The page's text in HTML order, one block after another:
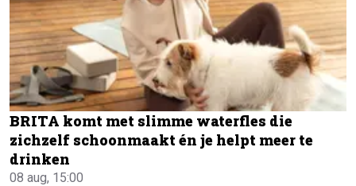
BRITA komt met slimme waterfles die
zichzelf schoonmaakt én je helpt meer te
drinken
08 aug, 15:00